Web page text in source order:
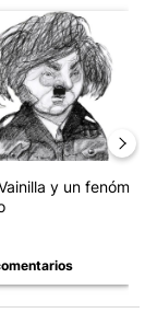
2026:
de tendencia
y un fenómeno